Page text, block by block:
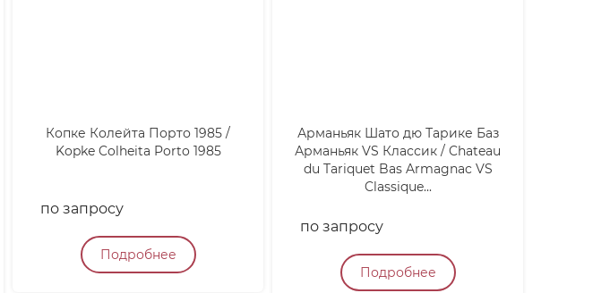
Копке Колейта Порто 1985 /
Kopke Colheita Porto 1985
по запросу
Подробнее
Арманьяк Шато дю Тарике Баз
Арманьяк VS Классик / Chateau
du Tariquet Bas Armagnac VS
Classique...
по запросу
Подробнее